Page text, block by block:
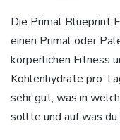
Die Primal Blueprint
einen Primal oder
körperlichen Fitness
Kohlenhydrate pro
sehr gut, was in
sollte und auf was